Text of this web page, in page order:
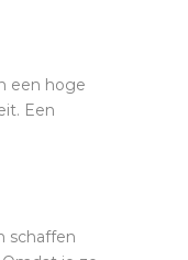
een hoge
Een
schaffen